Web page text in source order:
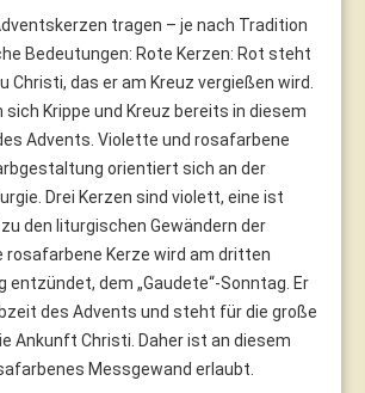
tragen – je nach Tradition
Bedeutungen: Rote Kerzen: Rot steht
Christi, das er am Kreuz vergießen wird.
sich Krippe und Kreuz bereits in diesem
Advents. Violette und rosafarbene
orientiert sich an der
Drei Kerzen sind violett, eine ist
den liturgischen Gewändern der
rosafarbene Kerze wird am dritten
dem „Gaudete“-Sonntag. Er
des Advents und steht für die große
Ankunft Christi. Daher ist an diesem
Messgewand erlaubt.